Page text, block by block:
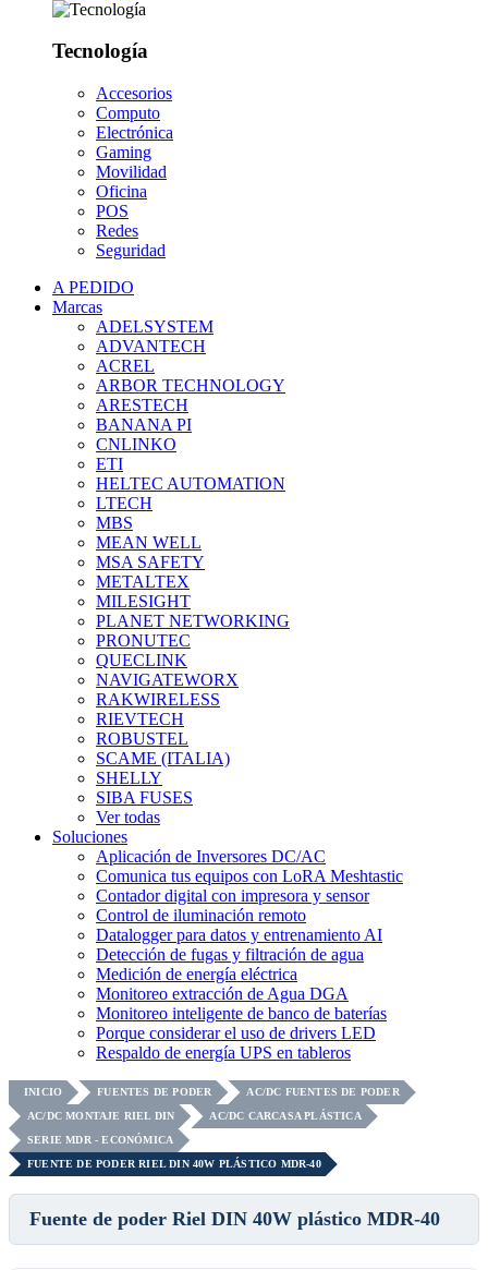
Tecnología
Accesorios
Computo
Electrónica
Gaming
Movilidad
Oficina
POS
Redes
Seguridad
A PEDIDO
Marcas
ADELSYSTEM
ADVANTECH
ACREL
ARBOR TECHNOLOGY
ARESTECH
BANANA PI
CNLINKO
ETI
HELTEC AUTOMATION
LTECH
MBS
MEAN WELL
MSA SAFETY
METALTEX
MILESIGHT
PLANET NETWORKING
PRONUTEC
QUECLINK
NAVIGATEWORX
RAKWIRELESS
RIEVTECH
ROBUSTEL
SCAME (ITALIA)
SHELLY
SIBA FUSES
Ver todas
Soluciones
Aplicación de Inversores DC/AC
Comunica tus equipos con LoRA Meshtastic
Contador digital con impresora y sensor
Control de iluminación remoto
Datalogger para datos y entrenamiento AI
Detección de fugas y filtración de agua
Medición de energía eléctrica
Monitoreo extracción de Agua DGA
Monitoreo inteligente de banco de baterías
Porque considerar el uso de drivers LED
Respaldo de energía UPS en tableros
INICIO FUENTES DE PODER
AC/DC FUENTES DE PODER
AC/DC MONTAJE RIEL DIN
AC/DC CARCASA PLÁSTICA
SERIE MDR - ECONÓMICA
FUENTE DE PODER RIEL DIN 40W PLÁSTICO MDR-40
Fuente de poder Riel DIN 40W plástico MDR-40